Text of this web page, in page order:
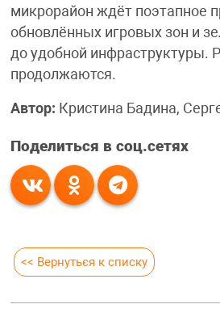
микрорайон ждёт поэтапное
обновлённых игровых зон и
до удобной инфраструктуры.
продолжаются.
Автор: Кристина Бадина,
Поделиться в соц.сетях
<< Вернуться к списку